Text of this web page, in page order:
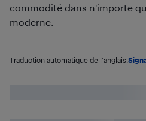
commodité dans n'importe
moderne.
Traduction automatique de l'anglais.